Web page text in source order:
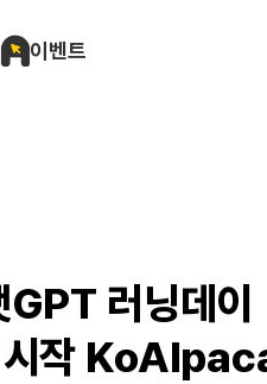
이벤트
GPT 러닝데
작